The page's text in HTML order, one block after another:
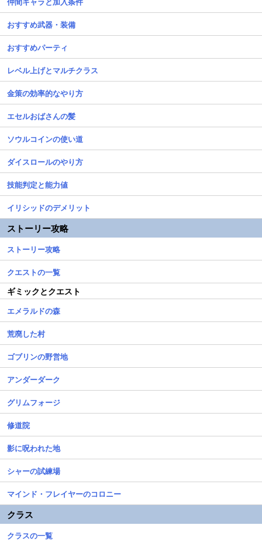
おすすめ武器・装備
おすすめパーティ
レベル上げとマルチクラス
金策の効率的なやり方
エセルおばさんの髪
ソウルコインの使い道
ダイスロールのやり方
技能判定と能力値
イリシッドのデメリット
ストーリー攻略
ストーリー攻略
クエストの一覧
ギミックとクエスト
エメラルドの森
荒廃した村
ゴブリンの野営地
アンダーダーク
グリムフォージ
修道院
影に呪われた地
シャーの試練場
マインド・フレイヤーのコロニー
クラス
クラスの一覧